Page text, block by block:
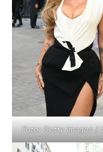
Foto: Getty Images /